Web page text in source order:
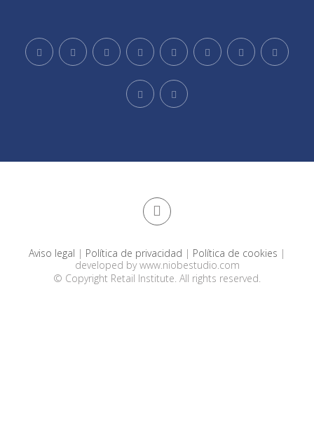
Aviso legal | Política de privacidad | Política de cookies |
developed bywww.niobestudio.com
© Copyright Retail Institute. All rights reserved.